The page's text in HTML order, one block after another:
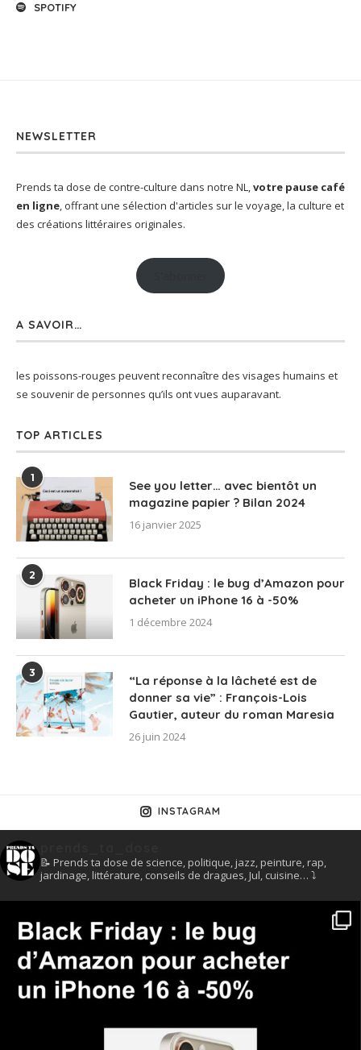
SPOTIFY
NEWSLETTER
Prends ta dose de contre-culture dans notre NL,votre pause café
en ligne, offrant une sélection d'articles sur le voyage, la culture et
des créations littéraires originales.
A SAVOIR…
les poissons-rouges peuvent reconnaître des visages humains et
se souvenir de personnes qu’ils ont vues auparavant.
TOP ARTICLES
1
See you letter… avec bientôt un
magazine papier ? Bilan 2024
16 janvier 2025
2
Black Friday : le bug d’Amazon pour
acheter un iPhone 16 à -50%
1 décembre 2024
3
“La réponse à la lâcheté est de
donner sa vie” : François-Lois
Gautier, auteur du roman Maresia
26 juin 2024
INSTAGRAM
📝 Prends ta dose de science, politique, jazz, peinture, rap,
jardinage, littérature, conseils de dragues, Jul, cuisine… ⤵️